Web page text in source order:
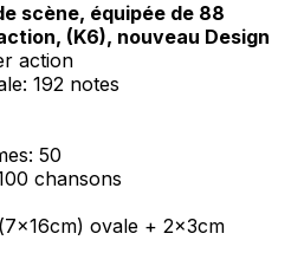
scène, équipée de 88
(K6), nouveau Design
action
192 notes
50
chansons
ovale + 2x3cm